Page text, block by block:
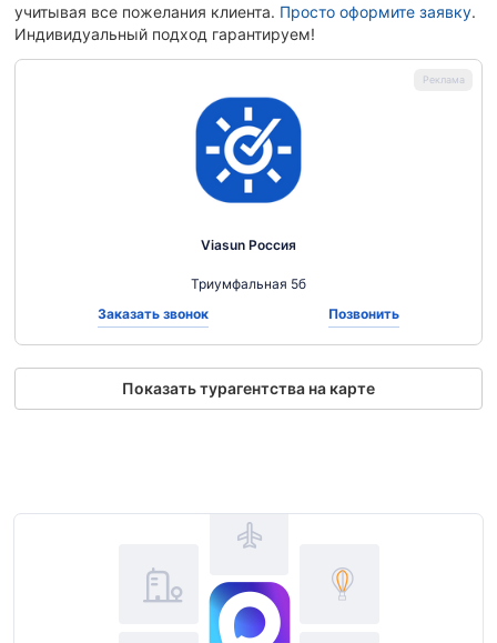
учитывая все пожелания клиента. Просто оформите заявку.
Индивидуальный подход гарантируем!
Viasun Россия
Триумфальная 5б
Заказать звонок
Позвонить
Показать турагентства на карте